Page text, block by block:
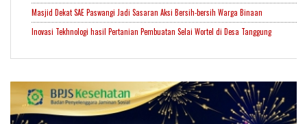
Masjid Dekat SAE Paswangi Jadi Sasaran Aksi Bersih-bersih Warga Binaan
Inovasi Tekhnologi hasil Pertanian Pembuatan Selai Wortel di Desa Tanggung